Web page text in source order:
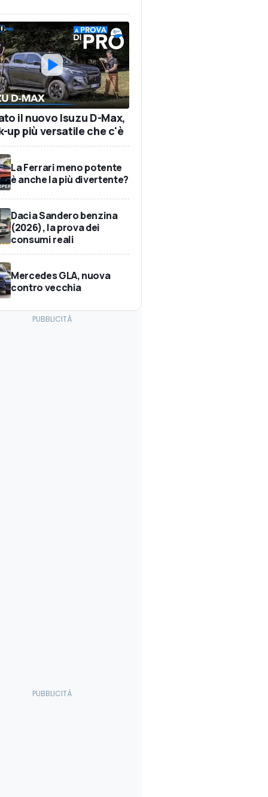
il nuovo Isuzu D-Max,
up più versatile che c'è
La Ferrari meno potente
è anche la più divertente?
Dacia Sandero benzina
(2026), la prova dei
consumi reali
Mercedes GLA, nuova
contro vecchia